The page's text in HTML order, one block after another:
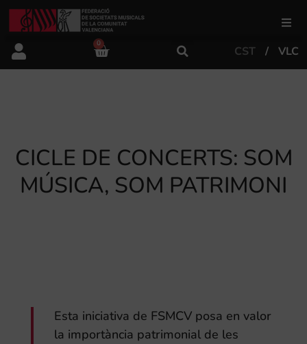
FSMCV
Àrea educativa
Àrea Artística
0
CST VLC
CICLE DE CONCERTS: SOM
MÚSICA, SOM PATRIMONI
Esta iniciativa de FSMCV posa en valor
la importància patrimonial de les